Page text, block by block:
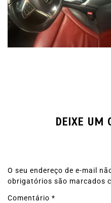
DEIXE UM
O seu endereço de e-mail
obrigatórios são marcados
Comentário *